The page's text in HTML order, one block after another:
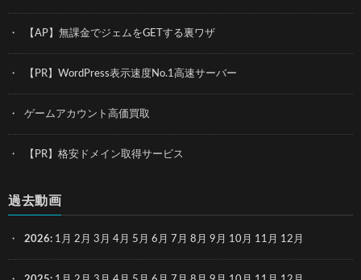
【AP】無課金でジェムをGETする裏ワザ
【PR】WordPress表示速度No.1高速サーバー
ゲームアカウント高価買取
【PR】格安ドメイン取得サービス
過去動画
2026: 1月 2月 3月 4月 5月 6月 7月 8月 9月 10月 11月 12月